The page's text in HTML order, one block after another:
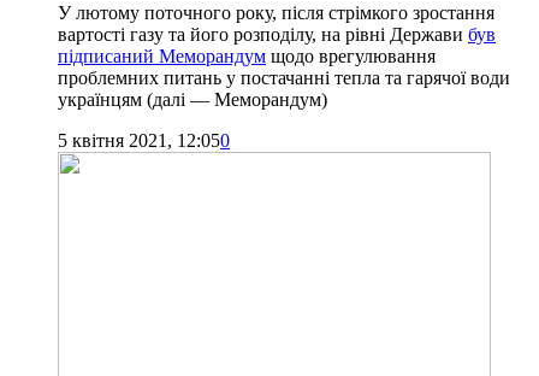
У лютому поточного року, після стрімкого зростання
вартості газу та його розподілу, на рівні Держави був
підписаний Меморандум щодо врегулювання
проблемних питань у постачанні тепла та гарячої води
українцям (далі — Меморандум)
5 квітня 2021, 12:050